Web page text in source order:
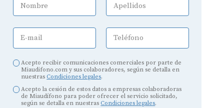
Nombre Apellidos
E-mail Teléfono
Acepto recibir comunicaciones comerciales por parte de
Miaudifono.com y sus colaboradores, según se detalla en
nuestras Condiciones legales.
Acepto la cesión de estos datos a empresas colaboradoras
de Miaudífono para poder ofrecer el servicio solicitado,
según se detalla en nuestras Condiciones legales.